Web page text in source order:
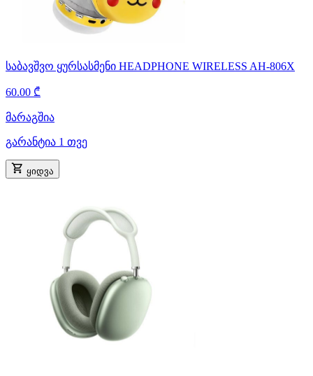
საბავშვო ყურსასმენი HEADPHONE WIRELESS AH-806X
60.00 ₾
მარაგშია
გარანტია 1 თვე
ყიდვა